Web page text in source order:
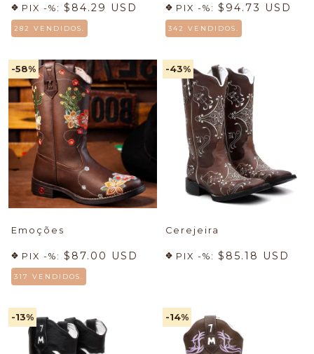
PIX -%: $84.29 USD
282 VENDIDOS.
PIX -%: $94.73 USD
342 VENDIDOS.
-58%
Emoções
PIX -%: $87.00 USD
317 VENDIDOS.
-43%
Cerejeira
PIX -%: $85.18 USD
-13% -14%